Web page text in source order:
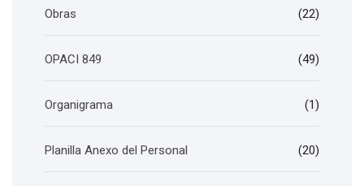
Obras (22)
OPACI 849 (49)
Organigrama (1)
Planilla Anexo del Personal (20)